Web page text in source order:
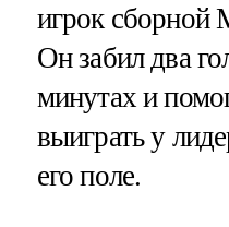
игрок сборной
Он забил два
минутах и
выиграть у
его поле.